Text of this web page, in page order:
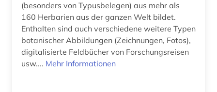
bauabrechnung (1)
bauakademie (1)
baubetrieb (2)
baudenkmal (3)
(besonders von Typusbelegen) aus mehr als
160 Herbarien aus der ganzen Welt bildet.
Enthalten sind auch verschiedene weitere Typen
botanischer Abbildungen (Zeichnungen, Fotos),
digitalisierte Feldbücher von Forschungsreisen
usw.... Mehr Informationen